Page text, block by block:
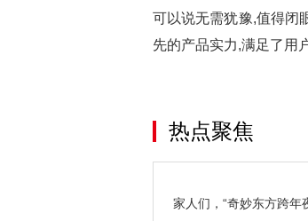
可以说无需犹豫,值得闭
先的产品实力,满足了用
热点聚焦
家人们，“奇妙东方跨年